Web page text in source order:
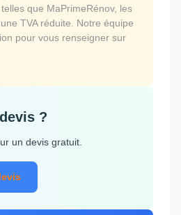
que MaPrimeRénov, les
TVA réduite. Notre équipe
pour vous renseigner sur
?
un devis gratuit.